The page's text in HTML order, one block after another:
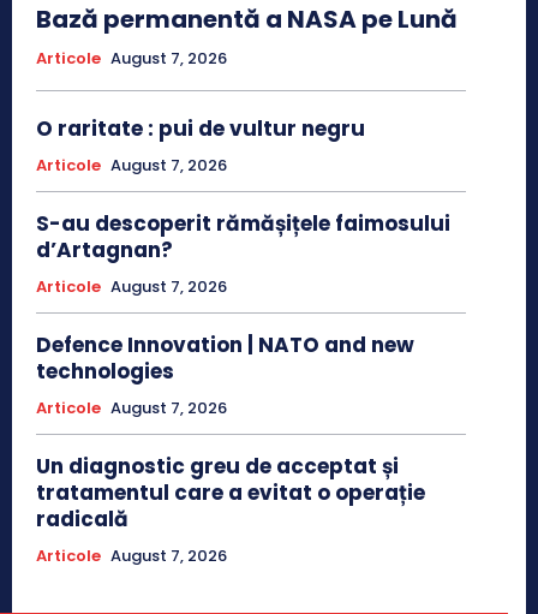
Bază permanentă a NASA pe Lună
Articole August 7, 2026
O raritate : pui de vultur negru
Articole August 7, 2026
S-au descoperit rămășițele faimosului
d’Artagnan?
Articole August 7, 2026
Defence Innovation | NATO and new
technologies
Articole August 7, 2026
Un diagnostic greu de acceptat și
tratamentul care a evitat o operație
radicală
Articole August 7, 2026